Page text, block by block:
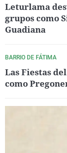
Leturlama
grupos como
Guadiana
BARRIO DE FÁTIMA
Las Fiestas
como